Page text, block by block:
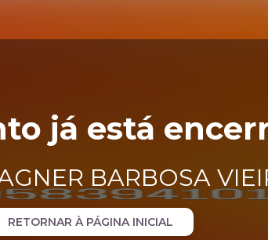
já está
BARBOSA
RETORNAR À PÁGINA INICIAL